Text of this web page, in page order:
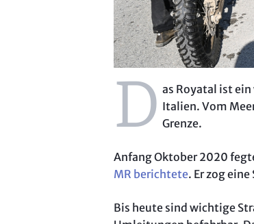
D as Royatal ist ein
Italien. Vom
Grenze.
Anfang Oktober 2020
MR berichtete. Er zog
Bis heute sind wichtige